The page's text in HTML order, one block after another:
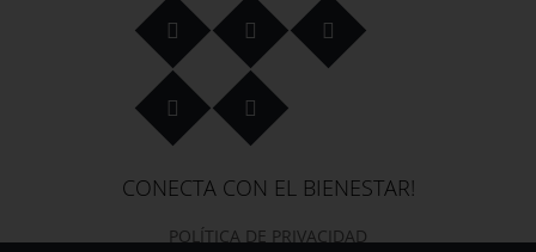
CONECTA CON EL BIENESTAR!
POLÍTICA DE PRIVACIDAD